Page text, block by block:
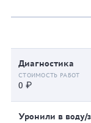
Диагностика
0 ₽
Уронили в воду/